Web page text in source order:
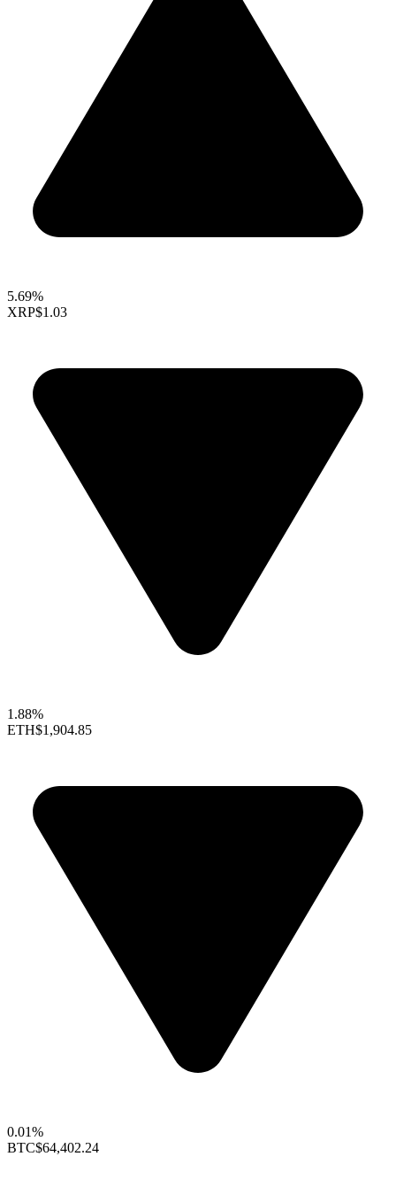
5.69%
XRP$1.03
1.88%
ETH$1,904.85
0.01%
BTC$64,402.24